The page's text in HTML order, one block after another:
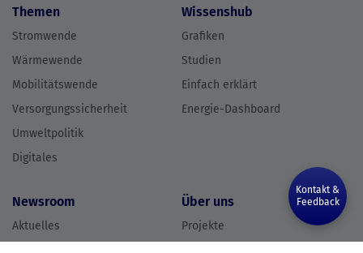
Kontakt &
Feedback
Themen
Stromwende
Wärmewende
Mobilitätswende
Versorgungssicherheit
Umweltpolitik
Digitales
Wissenshub
Grafiken
Studien
Einfach erklärt
Energie-Dashboard
Newsroom
Aktuelles
Über uns
Projekte